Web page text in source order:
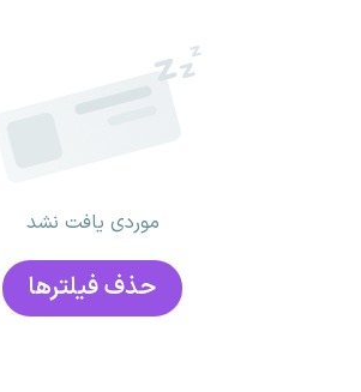
موردی یافت نشد
حذف فیلتر‌ها